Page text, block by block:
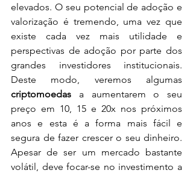
elevados. O seu potencial de adoção e
valorização é tremendo, uma vez que
existe cada vez mais utilidade e
perspectivas de adoção por parte dos
grandes investidores institucionais.
criptomoedas a aumentarem o seu
preço em 10, 15 e 20x nos próximos
anos e esta é a forma mais fácil e
segura de fazer crescer o seu dinheiro.
Apesar de ser um mercado bastante
volátil, deve focar-se no investimento a